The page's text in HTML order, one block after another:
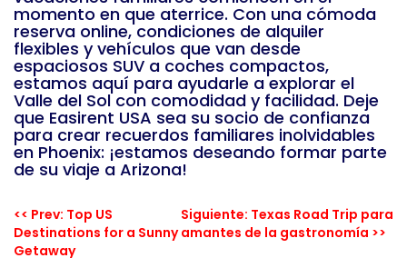
momento en que aterrice. Con una cómoda
reserva online, condiciones de alquiler
flexibles y vehículos que van desde
espaciosos SUV a coches compactos,
estamos aquí para ayudarle a explorar el
Valle del Sol con comodidad y facilidad. Deje
que Easirent USA sea su socio de confianza
para crear recuerdos familiares inolvidables
en Phoenix: ¡estamos deseando formar parte
de su viaje a Arizona!
<< Prev: Top US
Destinations for a Sunny
Getaway
Siguiente: Texas Road Trip para
amantes de la gastronomía >>